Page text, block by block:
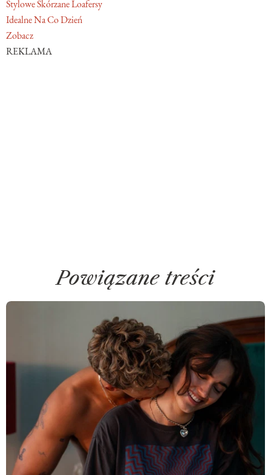
Stylowe Skórzane Loafersy
Idealne Na Co Dzień
Zobacz
REKLAMA
Powiązane treści